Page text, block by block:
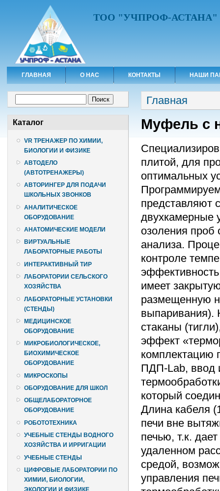
ТОО "УЧПРОФ-АСТАНА"
ГЛАВНАЯ О НАС КОНТАКТЫ НАШИ
Каталог
VR ТРЕНАЖЕР ПО ХИМИИ,
БИОЛОГИИ И ФИЗИКЕ
АВТОДЕЛО
(АВТОТРЕНАЖЕРЫ)
АВТОРИНГЕР ДЛЯ ПОДАЧИ
ШКОЛЬНЫХ ЗВОНКОВ
АНАЛИТИЧЕСКОЕ
ОБОРУДОВАНИЕ
АНАТОМИЧЕСКИЕ МОДЕЛИ
ВИРТУАЛЬНЫЕ
ЛАБОРАТОРНЫЕ РАБОТЫ
ИНТЕРАКТИВНЫЙ ТИР
ЛАБОРАТОРИИ СЕЛЬСКОГО
ХОЗЯЙСТВА
ЛАБОРАТОРНЫЕ УСТАНОВКИ
(СТЕНДЫ)
МЕДИЦИНСКОЕ
ОБОРУДОВАНИЕ
МИКРОБИОЛОГИЧЕСКОЕ,
БИОХИМИЧЕСКОЕ
ОБОРУДОВАНИЕ
МИКРОСКОПЫ
ОБОРУДОВАНИЕ ДЛЯ ШКОЛ
ОБЩЕЛАБОРАТОРНОЕ
ОБОРУДОВАНИЕ
РОБОТОТЕХНИКА
УЧЕБНЫЕ СТЕНДЫ ВОДНОГО
ХОЗЯЙСТВА И ИРРИГАЦИИ
УЧЕБНЫЕ СТЕНДЫ
ЦИФРОВЫЕ ЛАБОРАТОРИИ ПО
ХИМИИ, БИОЛОГИИ,
ЭКОЛОГИИ И ФИЗИКЕ
Вы здесь
Главная
Муфель с
плитой, для
оптимальных
представляют
двухкамерные
озоления проб
анализа.
контроле
имеет
размещенную
выпаривания).
стаканы
эффект
комплектацию
ПДП-Lab, ввод
который
Длина кабеля
печи вне
печью, т.к.
удаленном
средой,
управления